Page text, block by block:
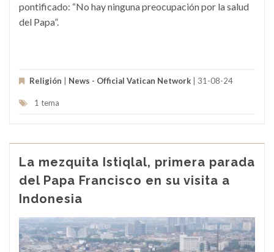
pontificado: “No hay ninguna preocupación por la salud
del Papa”.
Religión News - Official Vatican Network | 31-08-24
1 tema
La mezquita Istiqlal, primera parada
del Papa Francisco en su visita a
Indonesia